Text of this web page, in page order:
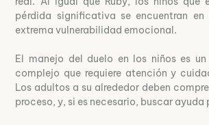
pérdida significativa se encuentran
extrema vulnerabilidad emocional.
El manejo del duelo en los niños es
complejo que requiere atención y
Los adultos a su alrededor deben
proceso, y, si es necesario, buscar ayuda